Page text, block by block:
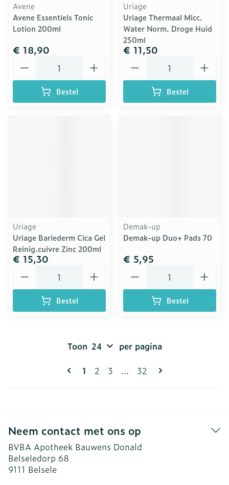
Avene
Avene Essentiels Tonic
Lotion 200ml
€ 18,90
Bestel
Uriage
Uriage Thermaal Micc.
Water Norm. Droge Huid
250ml
€ 11,50
Bestel
Uriage
Uriage Bariederm Cica Gel
Reinig.cuivre Zinc 200ml
€ 15,30
Bestel
Demak-up
Demak-up Duo+ Pads 70
€ 5,95
Bestel
Pagina's
U lees momenteel pagina
1 Pagina
2 Pagina
3 ... Pagina
32
Toon per pagina
Neem contact met ons op
BVBA Apotheek Bauwens Donald
Belseledorp 68
9111 Belsele